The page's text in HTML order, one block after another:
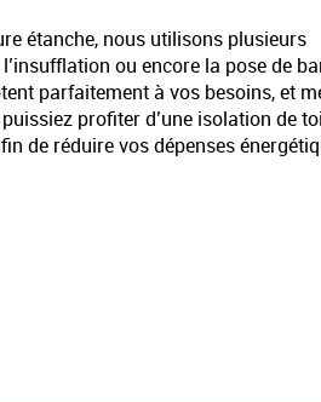
étanche, nous utilisons plusieurs
ou encore la pose de
parfaitement à vos besoins, et
profiter d’une isolation de
de réduire vos dépenses